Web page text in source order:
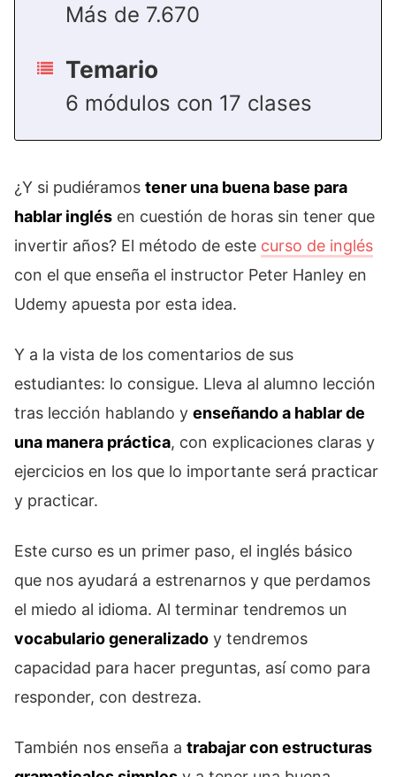
Más de 7.670
Temario
6 módulos con 17 clases
¿Y si pudiéramos tener una buena base para
hablar inglés en cuestión de horas sin tener que
invertir años? El método de este curso de inglés
con el que enseña el instructor Peter Hanley en
Udemy apuesta por esta idea.
Y a la vista de los comentarios de sus
estudiantes: lo consigue. Lleva al alumno lección
tras lección hablando y enseñando a hablar de
una manera práctica, con explicaciones claras y
ejercicios en los que lo importante será practicar
y practicar.
Este curso es un primer paso, el inglés básico
que nos ayudará a estrenarnos y que perdamos
el miedo al idioma. Al terminar tendremos un
vocabulario generalizado y tendremos
capacidad para hacer preguntas, así como para
responder, con destreza.
También nos enseña a trabajar con estructuras